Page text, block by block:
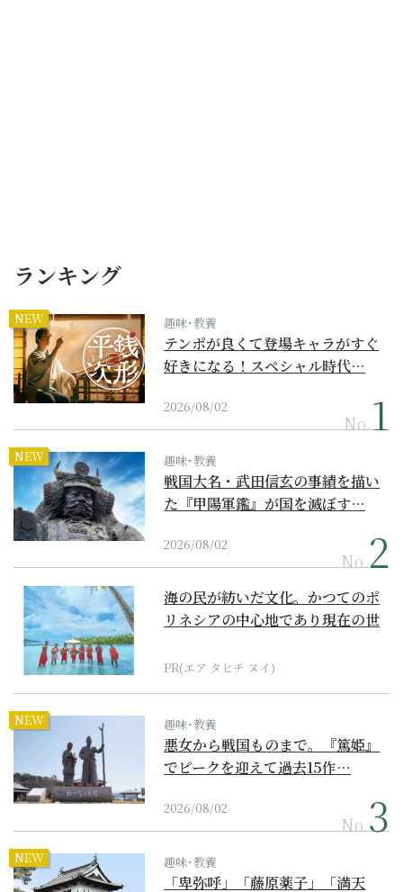
ランキング
NEW 趣味･教養
テンポが良くて登場キャラがすぐ
好きになる！スペシャル時代…
2026/08/02
No.
NEW 趣味･教養
戦国大名・武田信玄の事績を描い
た『甲陽軍鑑』が国を滅ぼす…
2026/08/02
No.
海の民が紡いだ文化。かつてのポ
リネシアの中心地であり現在の世
PR(エア タヒチ ヌイ)
NEW 趣味･教養
悪女から戦国ものまで。『篤姫』
でピークを迎えて過去15作…
2026/08/02
No.
NEW 趣味･教養
「卑弥呼」「藤原薬子」「満天